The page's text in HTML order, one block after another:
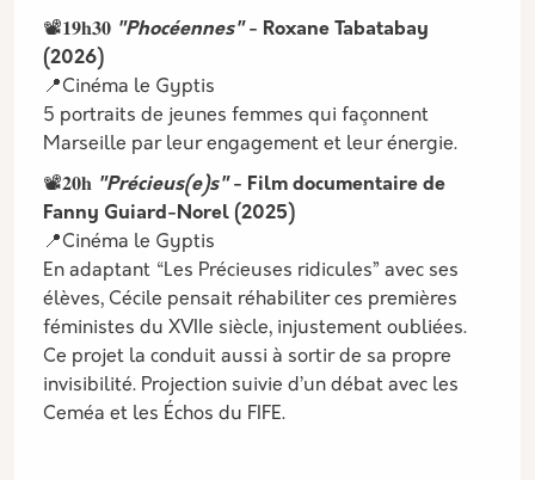
📽️𝟏𝟗𝐡𝟑𝟎 "Phocéennes"- Roxane Tabatabay
(2026)
📍Cinéma le Gyptis
5 portraits de jeunes femmes qui façonnent
Marseille par leur engagement et leur énergie.
📽️𝟐𝟎𝐡 "Précieus(e)s" - Film documentaire de
Fanny Guiard-Norel (2025)
📍Cinéma le Gyptis
En adaptant “Les Précieuses ridicules” avec ses
élèves, Cécile pensait réhabiliter ces premières
féministes du XVIIe siècle, injustement oubliées.
Ce projet la conduit aussi à sortir de sa propre
invisibilité. Projection suivie d’un débat avec les
Ceméa et les Échos du FIFE.